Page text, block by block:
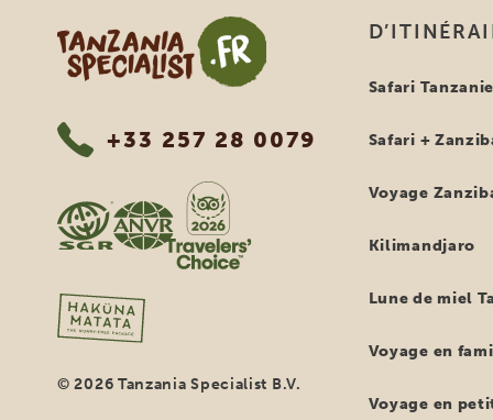
Tanzania Specialist
+33 257 28 0079
© 2026 Tanzania Specialist B.V.
Safari Tanzanie
Safari +
Voyage
Kilimandjaro
Lune de miel
Voyage en
Voyage en